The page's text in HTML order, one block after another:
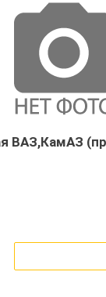
ВАЗ,КамАЗ